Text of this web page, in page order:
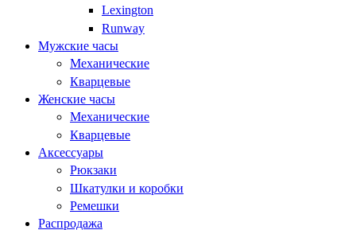
Lexington
Runway
Мужские часы
Механические
Кварцевые
Женские часы
Механические
Кварцевые
Аксессуары
Рюкзаки
Шкатулки и коробки
Ремешки
Распродажа